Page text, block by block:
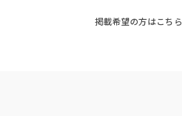
掲載希望の方はこちら